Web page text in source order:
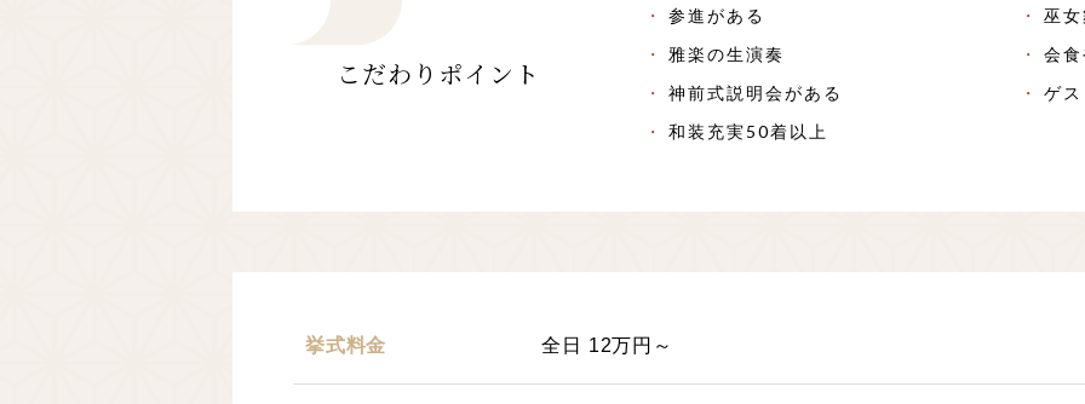
こだわりポイント
参進がある
巫
雅楽の生演奏
会
神前式説明会がある
ゲ
和装充実50着以上
挙式料金 全日 12万円～